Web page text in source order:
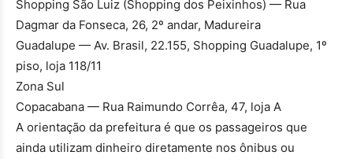
Shopping São Luiz (Shopping dos Peixinhos) — Rua
Dagmar da Fonseca, 26, 2º andar, Madureira
Guadalupe — Av. Brasil, 22.155, Shopping Guadalupe, 1º
piso, loja 118/11
Zona Sul
Copacabana — Rua Raimundo Corrêa, 47, loja A
A orientação da prefeitura é que os passageiros que
ainda utilizam dinheiro diretamente nos ônibus ou